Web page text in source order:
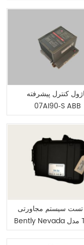
کنترل پیشرفته
07AI90‑S ABB
سیستم مجاورتی
Bently Nevada مدل TK-3E
177313-02-02